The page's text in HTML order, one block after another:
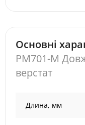
Основні
PM701-M
верстат
Длина, мм